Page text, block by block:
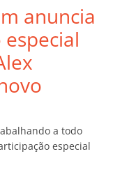
anuncia
a todo
especial